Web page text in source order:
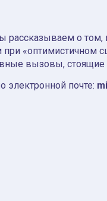
о том,
«оптимистичном
вызовы,
почте: